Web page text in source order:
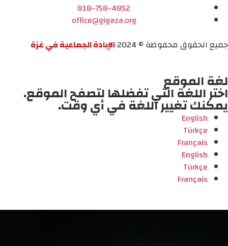
818-758-4852
office@gigaza.org
جميع الحقوق محفوظة © 2024
الإبادة الجماعية في غزة
لغة الموقع
اختر اللغة التي تفضلها لتصفح الموقع.
يمكنك تغيير اللغة في أي وقت.
English
Türkçe
Français
English
Türkçe
Français